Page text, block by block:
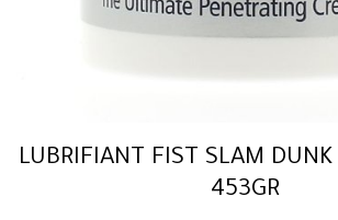
LUBRIFIANT FIST SLAM
453GR